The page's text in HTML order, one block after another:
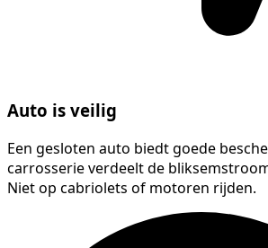
Auto is veilig
Een gesloten auto biedt goede
carrosserie verdeelt de
Niet op cabriolets of motoren rijden.